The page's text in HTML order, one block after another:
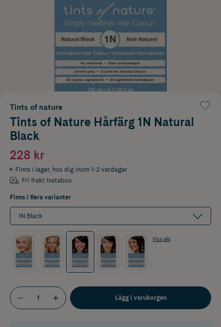
Tints of nature
Tints of Nature Hårfärg 1N Natural
Black
228 kr
Finns i lager, hos dig inom 1-2 vardagar
Fri frakt Instabox
Finns i flera varianter
1N Black
Visa alla
Lägg i varukorgen